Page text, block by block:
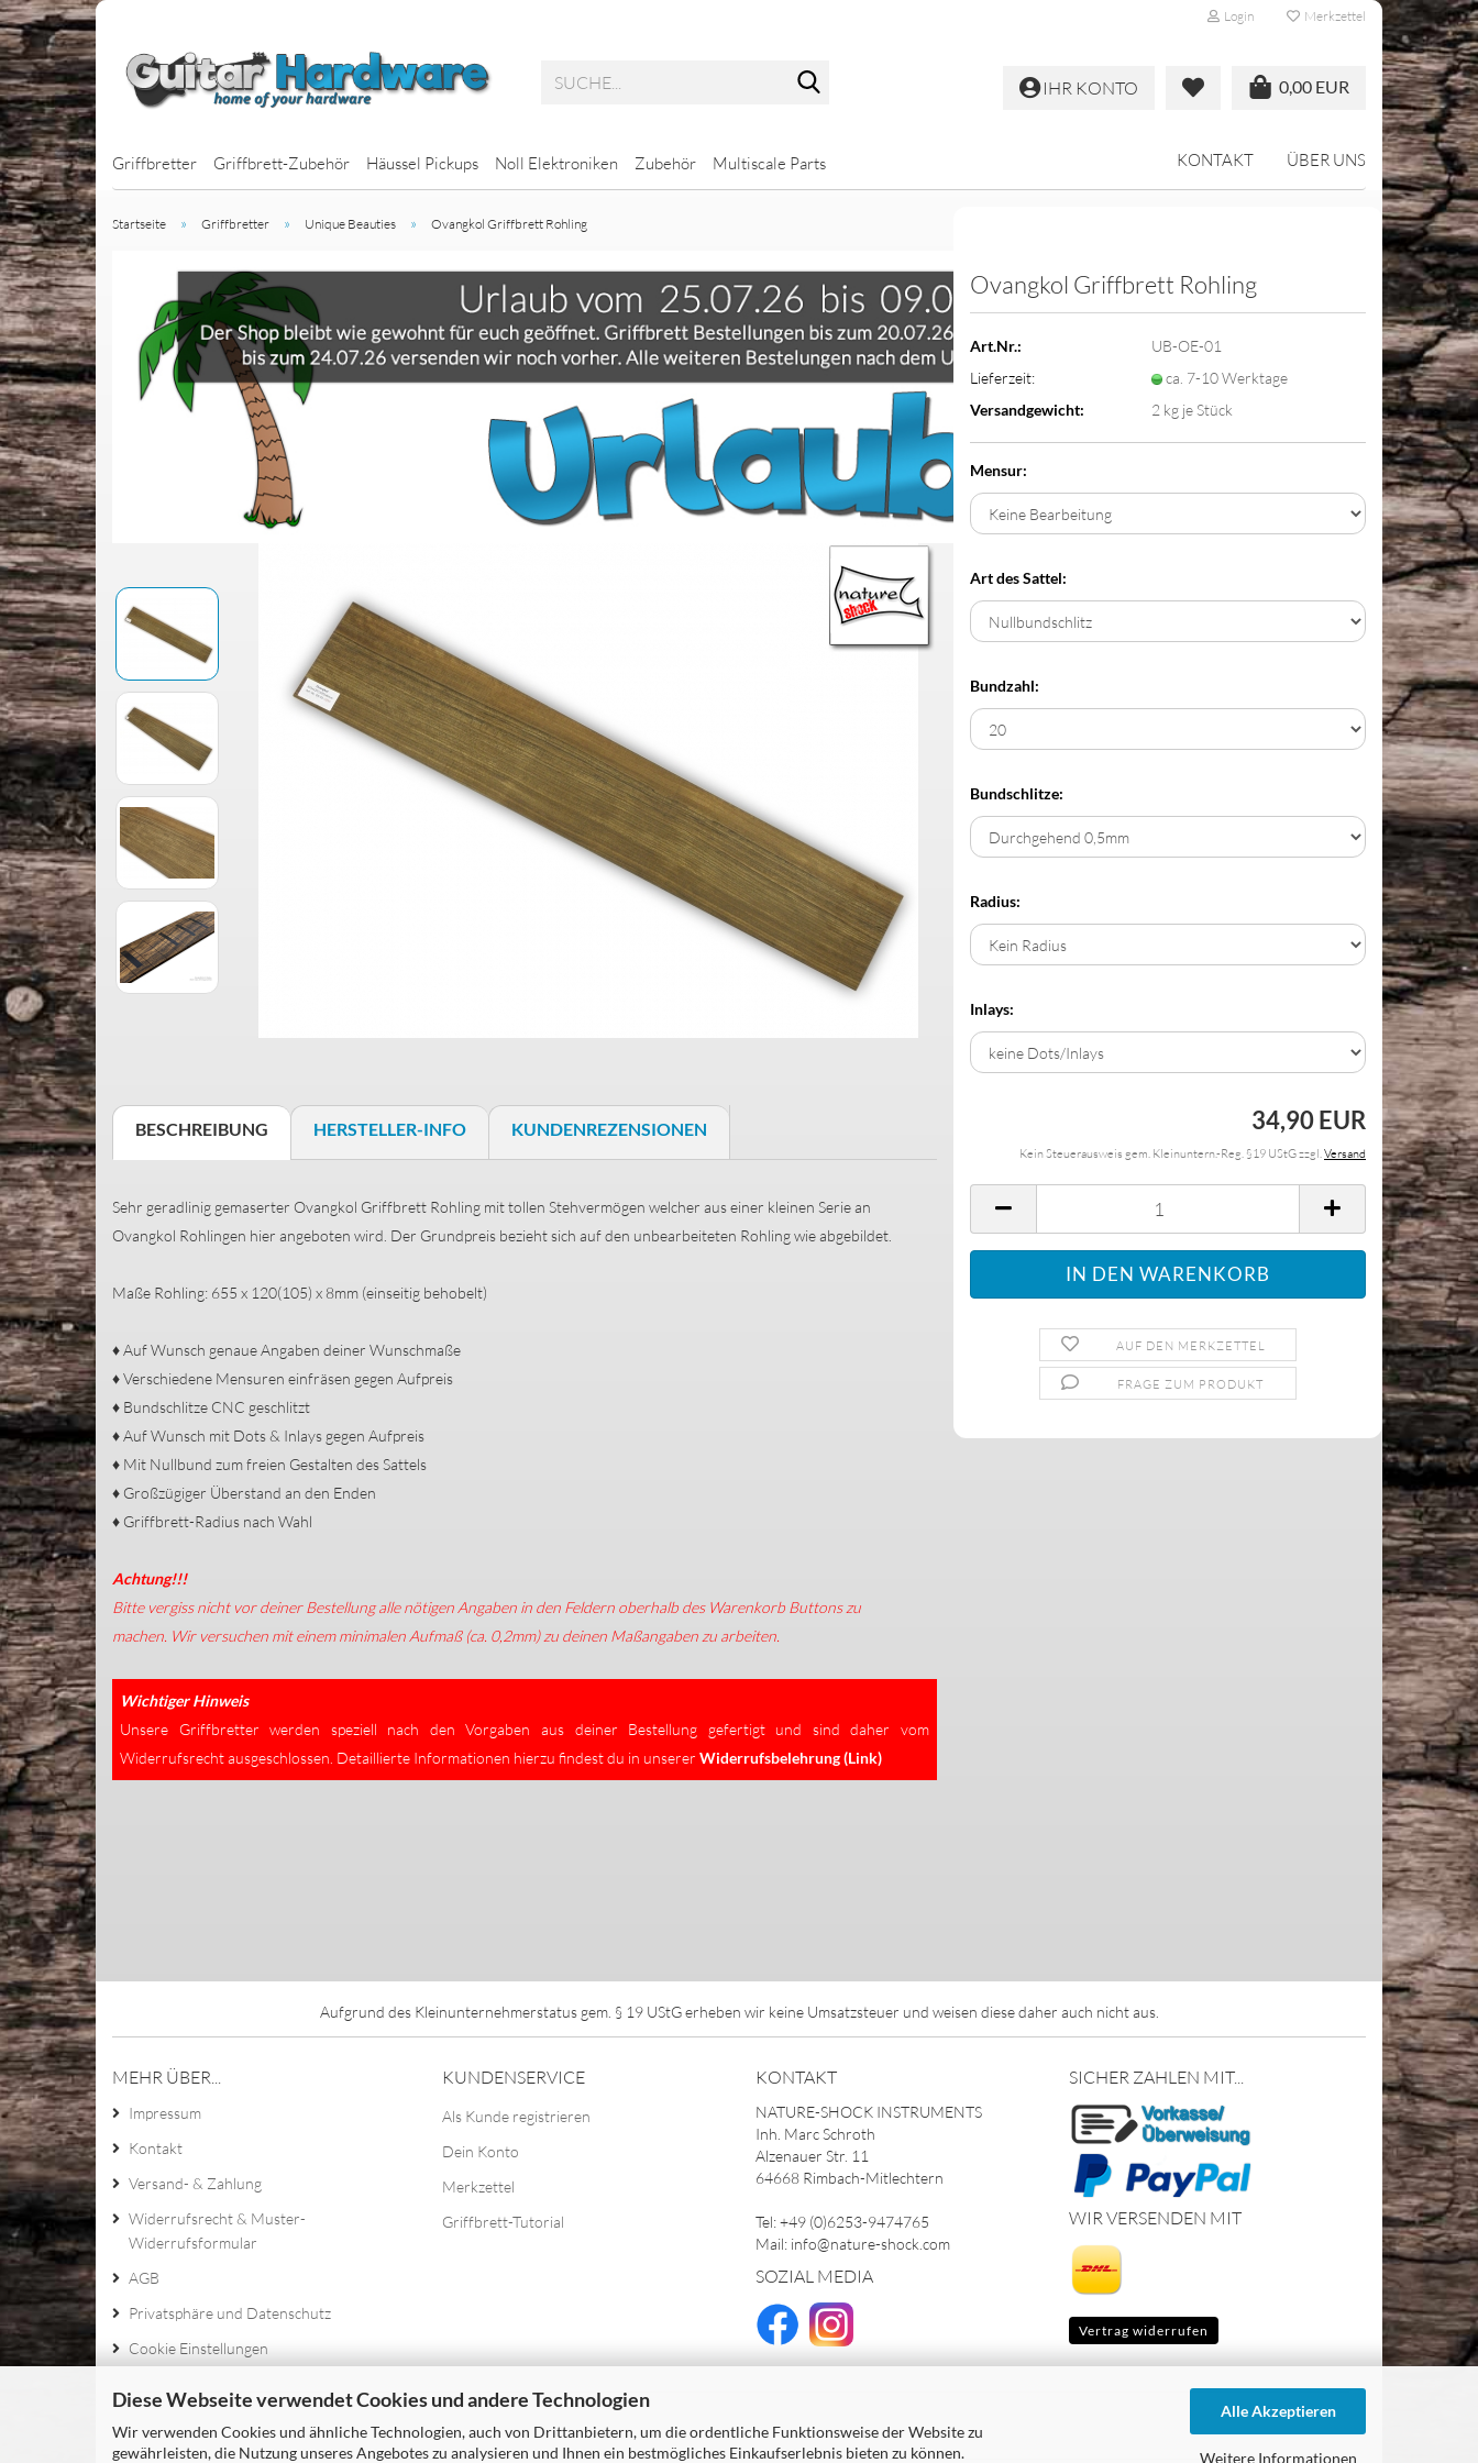
Diese Webseite verwendet Cookies und andere Technologien
Wir verwenden Cookies und ähnliche Technologien, auch von Drittanbietern, um die ordentliche Funktionsweise der Website zu
gewährleisten, die Nutzung unseres Angebotes zu analysieren und Ihnen ein bestmögliches Einkaufserlebnis bieten zu können.
Alle Akzeptieren
Weitere Informationen
Login Merkzettel
0,00 EUR
IHR KONTO
Griffbretter Griffbrett-Zubehör
Jescar Bunddraht
Häussel Pickups
J-Bass Pickups
P-Bass Pickups
BassBars
MM-Style Pickups
Noll Elektroniken Zubehör
Potis mit glatter Achse
Potis mit geriffelter Achse
Schrauben & Federn
Halsbefestigung
Saitenniederhalter
Trussrods
Multiscale Parts
Multiscale Bass
Multiscale Gitarre
KONTAKT ÜBER UNS
Startseite » Griffbretter » Unique Beauties » Ovangkol Griffbrett Rohling
Ovangkol Griffbrett Rohling
Art.Nr.:
UB-OE-01
Lieferzeit:
ca. 7-10 Werktage
Versandgewicht:
2 kg je Stück
Mensur:
Art des Sattel:
Bundzahl:
Bundschlitze:
Radius:
Inlays:
34,90 EUR
Kein Steuerausweis gem. Kleinuntern.-Reg. §19 UStG zzgl.Versand
AUF DEN MERKZETTEL
FRAGE ZUM PRODUKT
BESCHREIBUNG HERSTELLER-INFO KUNDENREZENSIONEN
Sehr geradlinig gemaserter Ovangkol Griffbrett Rohling mit tollen Stehvermögen welcher aus einer kleinen Serie an
Ovangkol Rohlingen hier angeboten wird. Der Grundpreis bezieht sich auf den unbearbeiteten Rohling wie abgebildet.
Maße Rohling: 655 x 120(105) x 8mm (einseitig behobelt)
♦ Auf Wunsch genaue Angaben deiner Wunschmaße
♦ Verschiedene Mensuren einfräsen gegen Aufpreis
♦ Bundschlitze CNC geschlitzt
♦ Auf Wunsch mit Dots & Inlays gegen Aufpreis
♦ Mit Nullbund zum freien Gestalten des Sattels
♦ Großzügiger Überstand an den Enden
♦ Griffbrett-Radius nach Wahl
Achtung!!!
Bitte vergiss nicht vor deiner Bestellung alle nötigen Angaben in den Feldern oberhalb des Warenkorb Buttons zu
machen. Wir versuchen mit einem minimalen Aufmaß (ca. 0,2mm) zu deinen Maßangaben zu arbeiten.
Wichtiger Hinweis
Unsere Griffbretter werden speziell nach den Vorgaben aus deiner Bestellung gefertigt und sind daher vom
Widerrufsrecht ausgeschlossen. Detaillierte Informationen hierzu findest du in unserer Widerrufsbelehrung (Link)
Aufgrund des Kleinunternehmerstatus gem. § 19 UStG erheben wir keine Umsatzsteuer und weisen diese daher auch nicht aus.
MEHR ÜBER...
Impressum
Kontakt
Versand- & Zahlung
Widerrufsrecht & Muster-
Widerrufsformular
AGB
Privatsphäre und Datenschutz
Cookie Einstellungen
KUNDENSERVICE
Als Kunde registrieren
Dein Konto
Merkzettel
Griffbrett-Tutorial
KONTAKT
NATURE-SHOCK INSTRUMENTS
Inh. Marc Schroth
Alzenauer Str. 11
64668 Rimbach-Mitlechtern
Tel: +49 (0)6253-9474765
Mail: info@nature-shock.com
SOZIAL MEDIA
SICHER ZAHLEN MIT...
WIR VERSENDEN MIT
Vertrag widerrufen